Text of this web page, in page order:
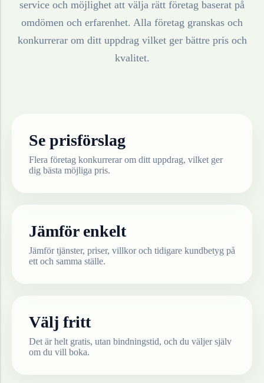
service och möjlighet att välja rätt företag baserat på
omdömen och erfarenhet. Alla företag granskas och
konkurrerar om ditt uppdrag vilket ger bättre pris och
kvalitet.
Se prisförslag
Flera företag konkurrerar om ditt uppdrag, vilket ger
dig bästa möjliga pris.
Jämför enkelt
Jämför tjänster, priser, villkor och tidigare kundbetyg på
ett och samma ställe.
Välj fritt
Det är helt gratis, utan bindningstid, och du väljer själv
om du vill boka.